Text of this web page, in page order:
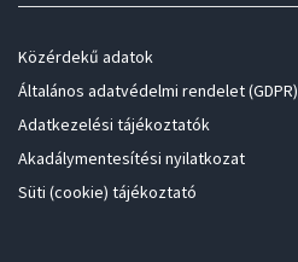
Közérdekű adatok
Általános adatvédelmi rendelet (GDPR)
Adatkezelési tájékoztatók
Akadálymentesítési nyilatkozat
Süti (cookie) tájékoztató